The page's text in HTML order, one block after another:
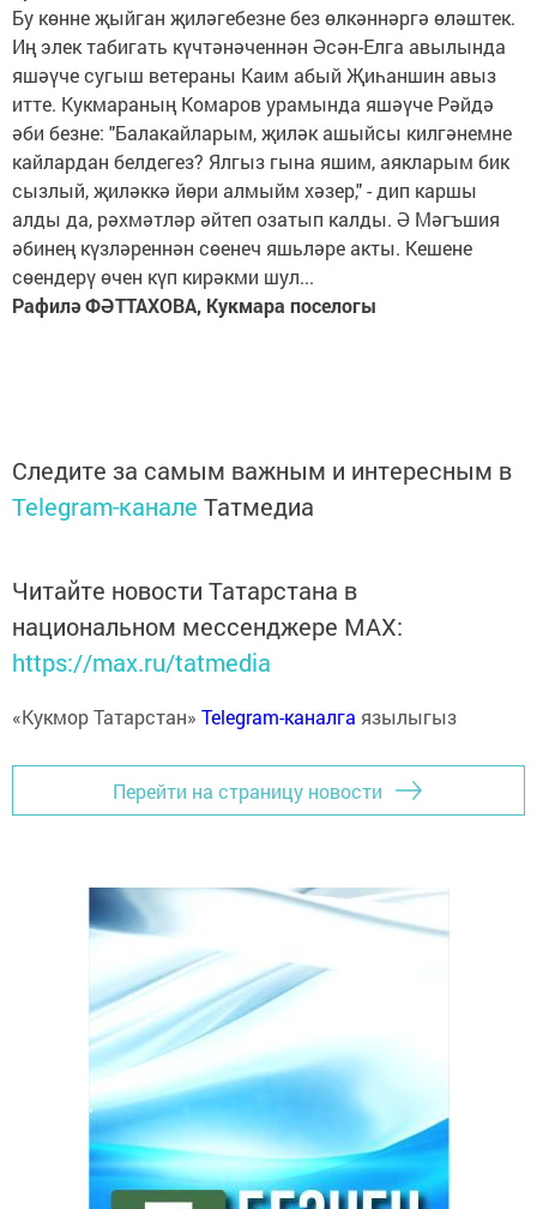
Бу көнне җыйган җиләгебезне без өлкәннәргә өләштек.
Иң элек табигать күчтәнәченнән Әсән-Елга авылында
яшәүче сугыш ветераны Каим абый Җиһаншин авыз
итте. Кукмараның Комаров урамында яшәүче Рәйдә
әби безне: "Балакайларым, җиләк ашыйсы килгәнемне
кайлардан белдегез? Ялгыз гына яшим, аякларым бик
сызлый, җиләккә йөри алмыйм хәзер," - дип каршы
алды да, рәхмәтләр әйтеп озатып калды. Ә Мәгъшия
әбинең күзләреннән сөенеч яшьләре акты. Кешене
сөендерү өчен күп кирәкми шул...
Рафилә ФӘТТАХОВА, Кукмара поселогы
Следите за самым важным и интересным в
Telegram-канале Татмедиа
Читайте новости Татарстана в
национальном мессенджере MАХ:
https://max.ru/tatmedia
«Кукмор Татарстан» Telegram-каналга язылыгыз
Перейти на страницу новости